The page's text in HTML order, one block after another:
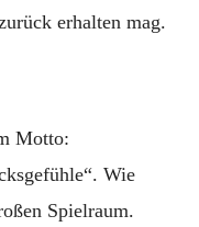
erhalten mag.
Motto:
Wie
Spielraum.